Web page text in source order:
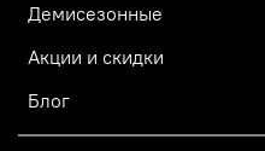
Демисезонные
Акции и скидки
Блог